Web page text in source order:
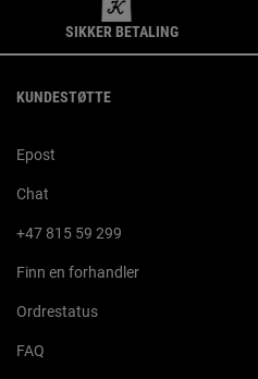
SIKKER BETALING
KUNDESTØTTE
Epost
Chat
+47 815 59 299
Finn en forhandler
Ordrestatus
FAQ